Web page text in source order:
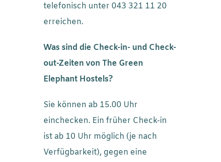
telefonisch unter 043 321 11 20
erreichen.
Was sind die Check-in- und Check-
out-Zeiten von The Green
Elephant Hostels?
Sie können ab 15.00 Uhr
einchecken. Ein früher Check-in
ist ab 10 Uhr möglich (je nach
Verfügbarkeit), gegen eine